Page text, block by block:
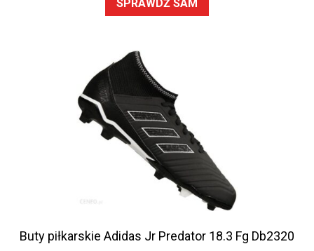
SPRAWDŹ SAM
Buty piłkarskie Adidas Jr Predator 18.3 Fg Db2320